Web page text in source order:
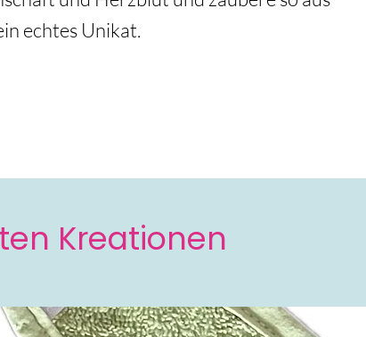
echtes Unikat.
Kreationen